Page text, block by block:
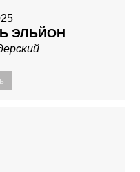
ЭЛЬЙОН